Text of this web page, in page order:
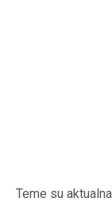
Teme su